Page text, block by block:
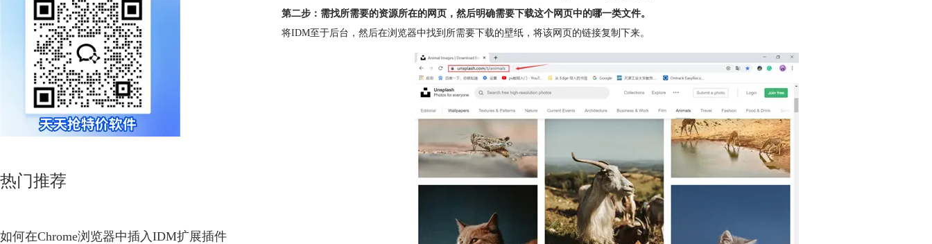
热门推荐
如何在Chrome浏览器中插入IDM扩展插件
第二步：需找所需要的资源所在的网页，然后明确需要下载这个网页中的哪一类文件。
将IDM至于后台，然后在浏览器中找到所需要下载的壁纸，将该网页的链接复制下来。